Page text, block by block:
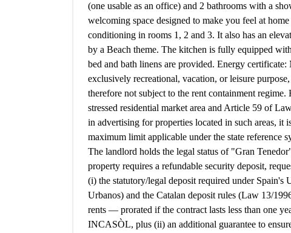
(one usable as an office) and 2 bathrooms with a
welcoming space designed to make you feel at
conditioning in rooms 1, 2 and 3. It also has an
by a Beach theme. The kitchen is fully equipped
bed and bath linens are provided. Energy
exclusively recreational, vacation, or leisure
therefore not subject to the rent containment
stressed residential market area and Article 59 of
in advertising for properties located in such areas, it
maximum limit applicable under the state reference
The landlord holds the legal status of "Gran
property requires a refundable security deposit,
(i) the statutory/legal deposit required under Spain's
Urbanos) and the Catalan deposit rules (Law 13/
rents — prorated if the contract lasts less than one
INCASÒL, plus (ii) an additional guarantee to